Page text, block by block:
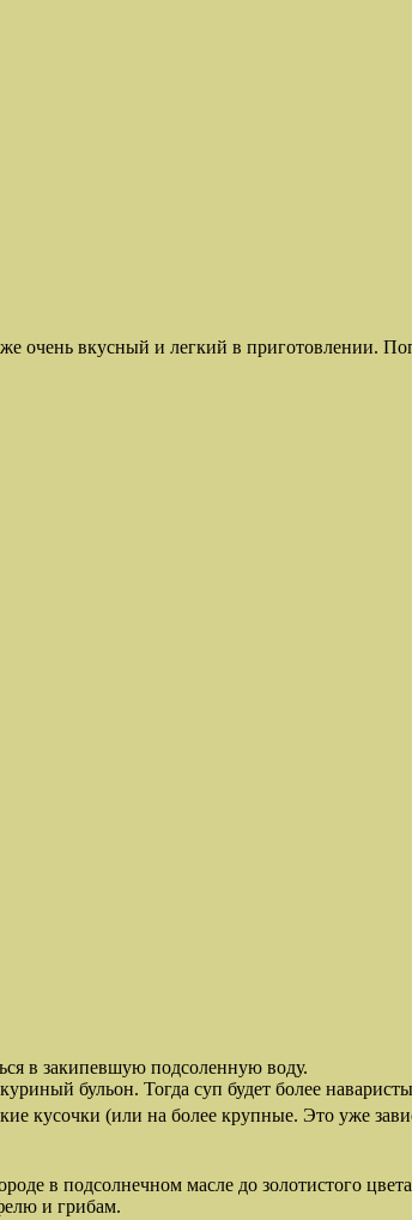
очень вкусный и легкий в приготовлении.
в закипевшую подсоленную воду.
бульон. Тогда суп будет более
кусочки (или на более крупные. Это уже
в подсолнечном масле до золотистого
и грибам.